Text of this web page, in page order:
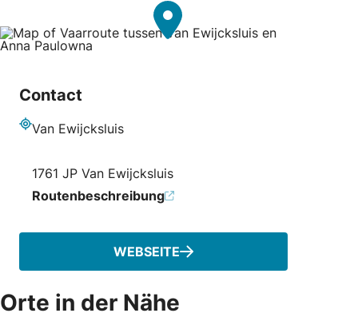
Contact
Van Ewijcksluis
1761 JP Van Ewijcksluis
Routenbeschreibung
WEBSEITE
Orte in der Nähe